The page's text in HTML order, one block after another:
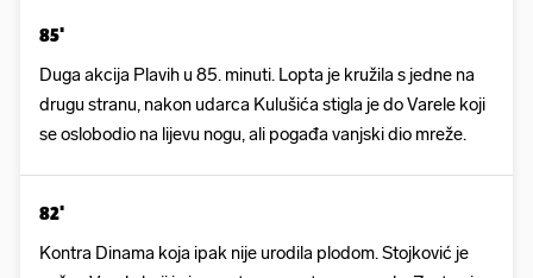
85'
Duga akcija Plavih u 85. minuti. Lopta je kružila s jedne na
drugu stranu, nakon udarca Kulušića stigla je do Varele koji
se oslobodio na lijevu nogu, ali pogađa vanjski dio mreže.
82'
Kontra Dinama koja ipak nije urodila plodom. Stojković je